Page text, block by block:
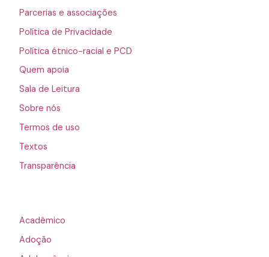
Parcerias e associações
Política de Privacidade
Política étnico-racial e PCD
Quem apoia
Sala de Leitura
Sobre nós
Termos de uso
Textos
Transparência
Acadêmico
Adoção